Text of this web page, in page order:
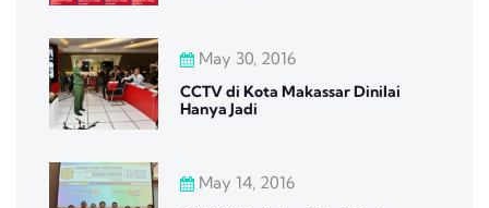
May 30, 2016
CCTV di Kota Makassar Dinilai
Hanya Jadi
May 14, 2016